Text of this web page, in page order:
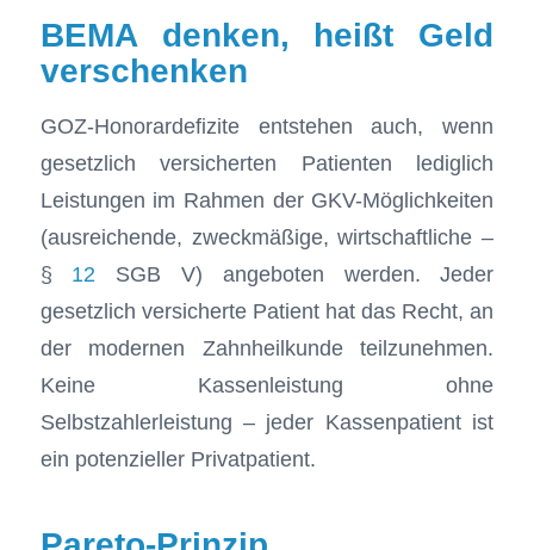
BEMA denken, heißt Geld
verschenken
GOZ-Honorardefizite entstehen auch, wenn
gesetzlich versicherten Patienten lediglich
Leistungen im Rahmen der GKV-Möglichkeiten
(ausreichende, zweckmäßige, wirtschaftliche –
§ 12 SGB V) angeboten werden. Jeder
gesetzlich versicherte Patient hat das Recht, an
der modernen Zahnheilkunde teilzunehmen.
Keine Kassenleistung ohne
Selbstzahlerleistung – jeder Kassenpatient ist
ein potenzieller Privatpatient.